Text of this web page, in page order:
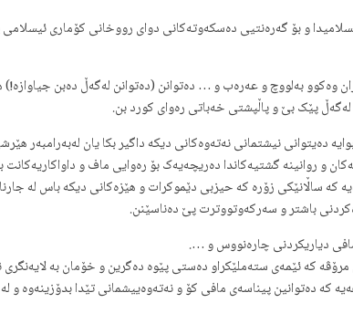
و بۆ گەرەنتیی دەسکەوتەکانی دوای رووخانی کۆماری
بەلووچ و عەرەب و … دەتوانن (دەتوانن لەگەڵ دەبن جیاوازە!)
پێک بێ و پاڵپشتی خەباتی رەوای کورد بن.
نیشتمانی نەتەوەکانی دیکە داگیر بکا یان لەبەرامبەر
و روانینە گشتیەکاندا دەریچەیەک بۆ رەوایی ماف و
کە ساڵانێکی زۆرە کە حیزبی دێموکرات و هێزەکانی دیکە باس لە
باشتر و سەرکەوتووترت پێ دەناسێنن.
دیاریکردنی چارەنووس و ….
کە ئێمەی ستەملێکراو دەستی پێوە دەگرین و خۆمان بە
دەتوانین پیناسەی مافی کۆ و نەتەوەییشمانی تێدا بدۆزینەوە و لە